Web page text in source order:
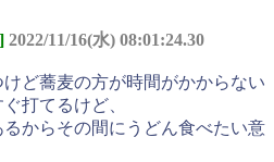
2022/11/16(水) 08:01:24.30
ど蕎麦の方が時間がかからない
打てるけど、
からその間にうどん食べたい意